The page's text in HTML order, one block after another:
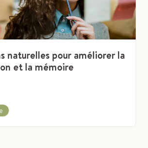
naturelles pour améliorer la
et la mémoire